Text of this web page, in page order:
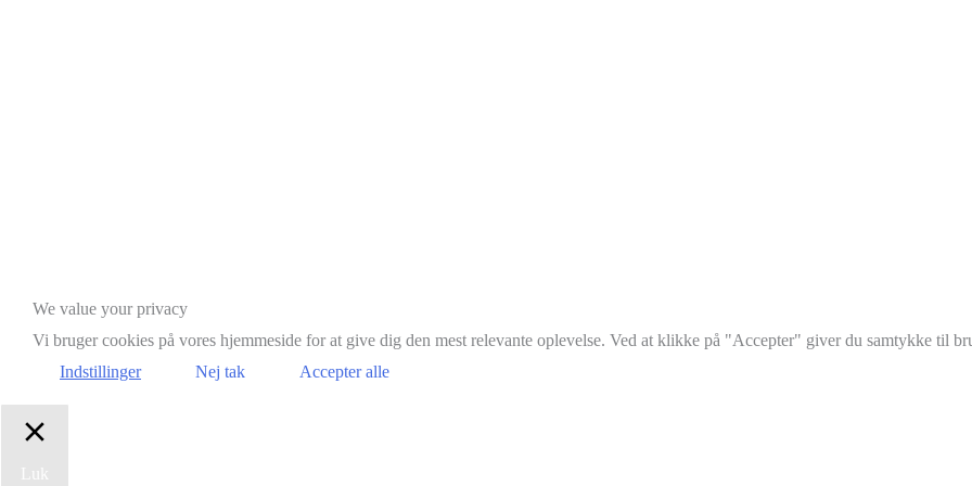
We value your privacy
Vi bruger cookies på vores hjemmeside for at give dig den mest relevante oplevelse. Ved at klikke på "Accepter" giver du samtykke til
Indstillinger
Nej tak Accepter alle
Luk